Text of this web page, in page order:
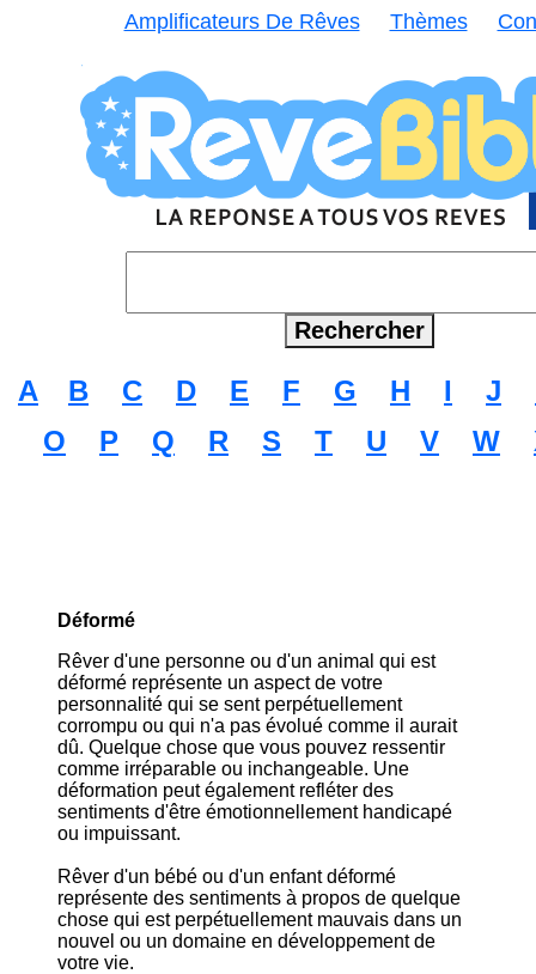
Amplificateurs De Rêves Thèmes
A B C D E F G H I J
O
P Q R S T U V W
Déformé
Rêver d'une personne ou d'un animal qui est
déformé représente un aspect de votre
personnalité qui se sent perpétuellement
corrompu ou qui n'a pas évolué comme il aurait
dû. Quelque chose que vous pouvez ressentir
comme irréparable ou inchangeable. Une
déformation peut également refléter des
sentiments d'être émotionnellement handicapé
ou impuissant.
Rêver d'un bébé ou d'un enfant déformé
représente des sentiments à propos de quelque
chose qui est perpétuellement mauvais dans un
nouvel ou un domaine en développement de
votre vie.